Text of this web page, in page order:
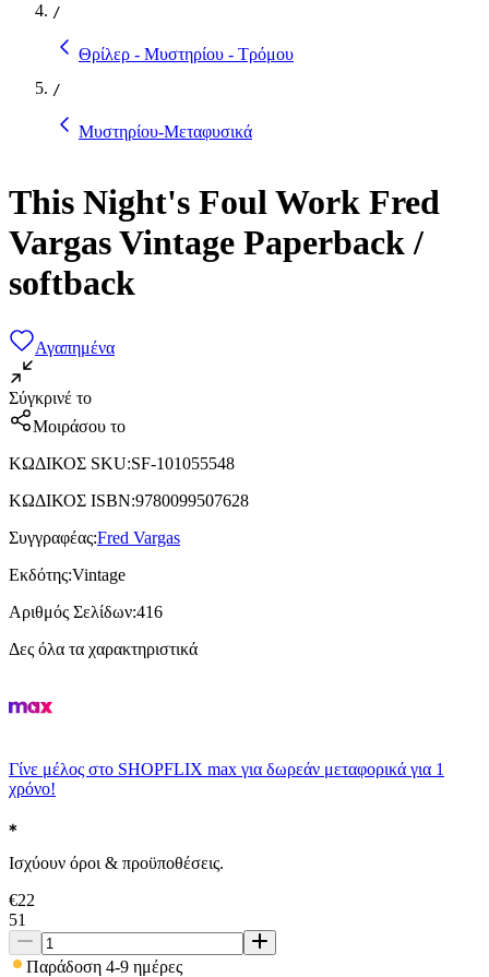
/
Θρίλερ - Μυστηρίου - Τρόμου
/
Μυστηρίου-Μεταφυσικά
This Night's Foul Work Fred
Vargas Vintage Paperback /
softback
Αγαπημένα
Σύγκρινέ το
Μοιράσου το
ΚΩΔΙΚΟΣ SKU:SF-101055548
ΚΩΔΙΚΟΣ ISBN:9780099507628
Συγγραφέας:Fred Vargas
Εκδότης:Vintage
Αριθμός Σελίδων:416
Δες όλα τα χαρακτηριστικά
Γίνε μέλος στο SHOPFLIX max για δωρεάν μεταφορικά για 1
χρόνο!
Ισχύουν όροι & προϋποθέσεις.
€22
51
Παράδοση 4-9 ημέρες